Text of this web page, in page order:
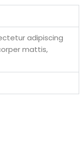
adipiscing
mattis,